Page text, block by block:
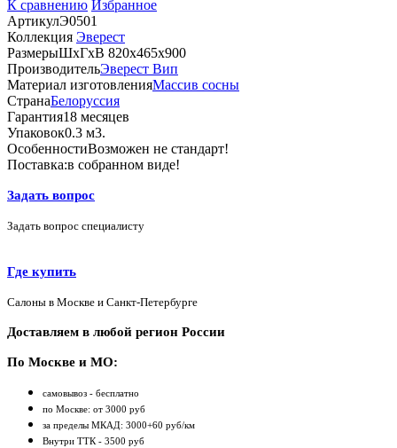
К сравнению Избранное
АртикулЭ0501
Коллекция Эверест
РазмерыШхГхВ 820х465х900
ПроизводительЭверест Вип
Материал изготовленияМассив сосны
СтранаБелоруссия
Гарантия18 месяцев
Упаковок0.3 м3.
ОсобенностиВозможен не стандарт!
Поставка:в собранном виде!
Задать вопрос
Задать вопрос специалисту
Где купить
Салоны в Москве и Санкт-Петербурге
Доставляем в любой регион России
По Москве и МО:
самовывоз - бесплатно
по Москве: от 3000 руб
за пределы МКАД: 3000+60 руб/км
Внутри ТТК - 3500 руб